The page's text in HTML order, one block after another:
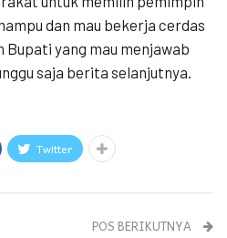
dan mau bekerja cerdas
Bupati yang mau menjawab
saja berita selanjutnya.
Twitter
POS BERIKUTNYA